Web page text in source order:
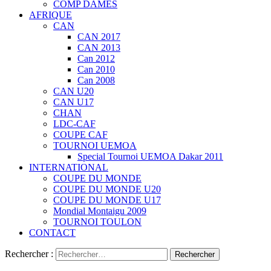
COMP DAMES
AFRIQUE
CAN
CAN 2017
CAN 2013
Can 2012
Can 2010
Can 2008
CAN U20
CAN U17
CHAN
LDC-CAF
COUPE CAF
TOURNOI UEMOA
Special Tournoi UEMOA Dakar 2011
INTERNATIONAL
COUPE DU MONDE
COUPE DU MONDE U20
COUPE DU MONDE U17
Mondial Montaigu 2009
TOURNOI TOULON
CONTACT
Rechercher :